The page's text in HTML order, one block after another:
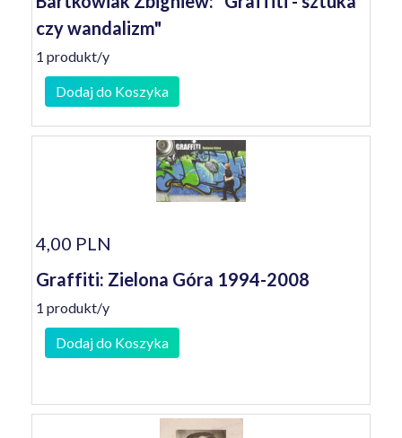
czy wandalizm"
1 produkt/y
Dodaj do Koszyka
4,00 PLN
Graffiti: Zielona Góra 1994-2008
1 produkt/y
Dodaj do Koszyka